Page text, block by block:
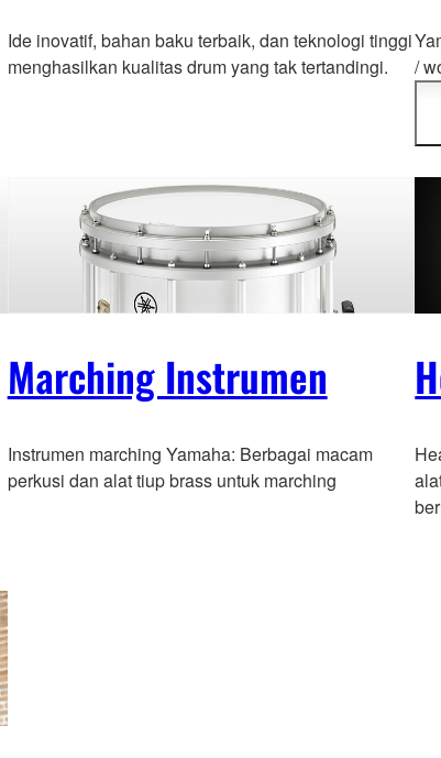
Ide inovatif, bahan baku terbaik, dan teknologi tinggi
menghasilkan kualitas drum yang tak tertandingi.
/
Marching Instrumen
Instrumen marching Yamaha: Berbagai macam
perkusi dan alat tiup brass untuk marching